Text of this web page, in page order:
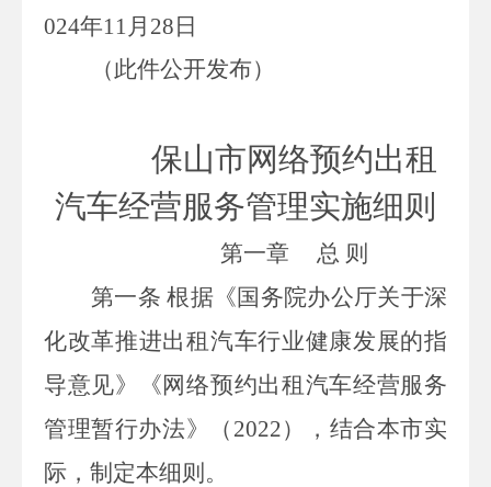
024年11月 28 日
（此件公开发布）
保山市网络预约出租
汽车经营服务管理实施细则
第一章 总 则
第一条 根据《国务院办公厅关于深
化改革推进出租汽车行业健康发展的指
导意见》《网络预约出租汽车经营服务
管理暂行办法》（ 2022），结合本市实
际，制定本细则。